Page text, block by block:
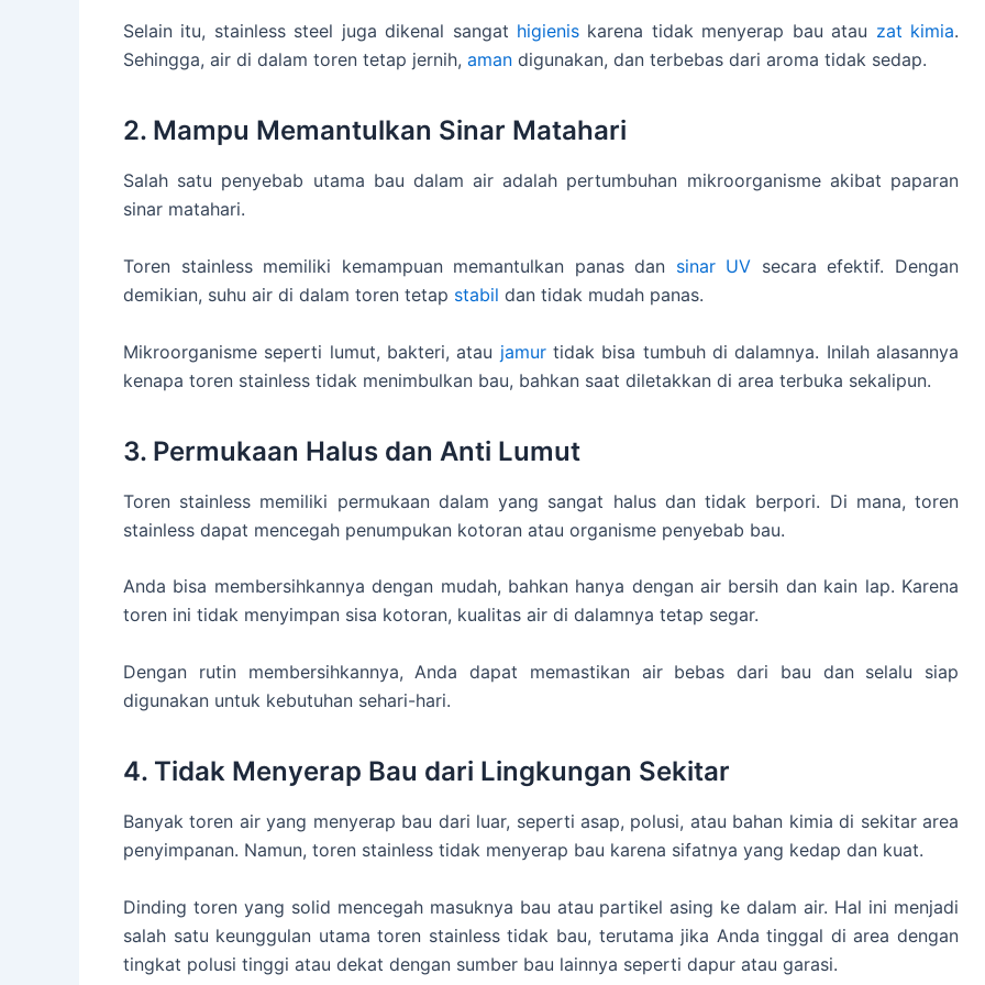
Selain itu, stainless steel juga dikenal sangat higienis karena tidak menyerap bau atau zat kimia.
Sehingga, air di dalam toren tetap jernih, aman digunakan, dan terbebas dari aroma tidak sedap.
2. Mampu Memantulkan Sinar Matahari
Salah satu penyebab utama bau dalam air adalah pertumbuhan mikroorganisme akibat paparan
sinar matahari.
Toren stainless memiliki kemampuan memantulkan panas dan sinar UV secara efektif. Dengan
demikian, suhu air di dalam toren tetap stabil dan tidak mudah panas.
Mikroorganisme seperti lumut, bakteri, atau jamurtidak bisa tumbuh di dalamnya. Inilah alasannya
kenapa toren stainless tidak menimbulkan bau, bahkan saat diletakkan di area terbuka sekalipun.
3. Permukaan Halus dan Anti Lumut
Toren stainless memiliki permukaan dalam yang sangat halus dan tidak berpori. Di mana, toren
stainless dapat mencegah penumpukan kotoran atau organisme penyebab bau.
Anda bisa membersihkannya dengan mudah, bahkan hanya dengan air bersih dan kain lap. Karena
toren ini tidak menyimpan sisa kotoran, kualitas air di dalamnya tetap segar.
Dengan rutin membersihkannya, Anda dapat memastikan air bebas dari bau dan selalu siap
digunakan untuk kebutuhan sehari-hari.
4. Tidak Menyerap Bau dari Lingkungan Sekitar
Banyak toren air yang menyerap bau dari luar, seperti asap, polusi, atau bahan kimia di sekitar area
penyimpanan. Namun, toren stainless tidak menyerap bau karena sifatnya yang kedap dan kuat.
Dinding toren yang solid mencegah masuknya bau atau partikel asing ke dalam air. Hal ini menjadi
salah satu keunggulan utama toren stainless tidak bau, terutama jika Anda tinggal di area dengan
tingkat polusi tinggi atau dekat dengan sumber bau lainnya seperti dapur atau garasi.